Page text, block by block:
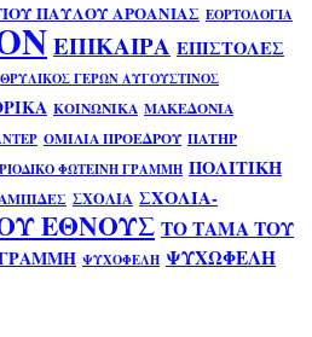
ΠΑΥΛΟΥ ΑΡΟΑΝΙΑΣ ΕΟΡΤΟΛΟΓΙΑ
ΕΠΙΚΑΙΡΑ ΕΠΙΣΤΟΛΕΣ
ΘΡΥΛΙΚΟΣ ΓΕΡΩΝ ΑΥΓΟΥΣΤΙΝΟΣ
ΚΟΙΝΩΝΙΚΑ ΜΑΚΕΔΟΝΙΑ
ΟΜΙΛΙΑ ΠΡΟΕΔΡΟΥ ΠΑΤΗΡ
ΦΩΤΕΙΝΗ ΓΡΑΜΜΗ ΠΟΛΙΤΙΚΗ
ΣΧΟΛΙΑ ΣΧΟΛΙΑ-
ΕΘΝΟΥΣ ΤΟ ΤΑΜΑ ΤΟΥ
ΨΥΧΟΦΕΛΗ ΨΥΧΩΦΕΛΗ